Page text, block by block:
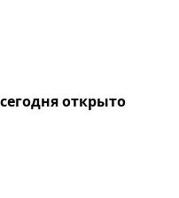
сегодняоткрыто